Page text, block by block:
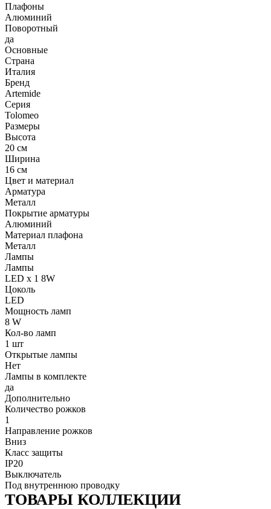
Плафоны
Алюминий
Поворотный
да
Основные
Страна
Италия
Бренд
Artemide
Серия
Tolomeo
Размеры
Высота
20 см
Ширина
16 см
Цвет и материал
Арматура
Металл
Покрытие арматуры
Алюминий
Материал плафона
Металл
Лампы
Лампы
LED x 1 8W
Цоколь
LED
Мощность ламп
8 W
Кол-во ламп
1 шт
Открытые лампы
Нет
Лампы в комплекте
да
Дополнительно
Количество рожков
1
Направление рожков
Вниз
Класс защиты
IP20
Выключатель
Под внутреннюю проводку
ТОВАРЫ КОЛЛЕКЦИИ